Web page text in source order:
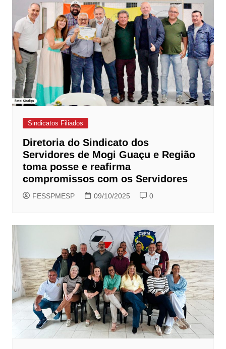
Sindicatos Filiados
Diretoria do Sindicato dos
Servidores de Mogi Guaçu e Região
toma posse e reafirma
compromissos com os Servidores
FESSPMESP 09/10/2025 0